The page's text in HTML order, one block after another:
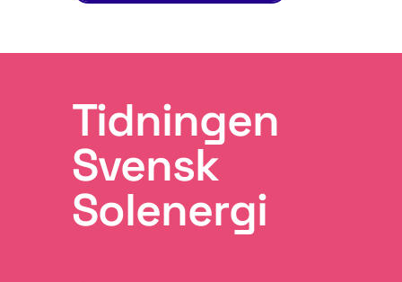
Tidningen
Svensk
Solenergi